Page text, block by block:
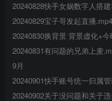
20240828快手女娲数字人搭
20240829宝子哥发起直播.mp4
20240830换背景 背景虚化+
20240831有问题的兄弟上麦
9月
20240901快手账号统一归属
20240902关于没问题和关于